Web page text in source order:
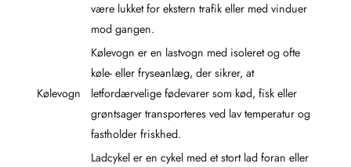
være lukket for ekstern trafik eller med vinduer
mod gangen.
Kølevogn
Kølevogn er en lastvogn med isoleret og ofte
køle- eller fryseanlæg, der sikrer, at
letfordærvelige fødevarer som kød, fisk eller
grøntsager transporteres ved lav temperatur og
fastholder friskhed.
Ladcykel er en cykel med et stort lad foran eller